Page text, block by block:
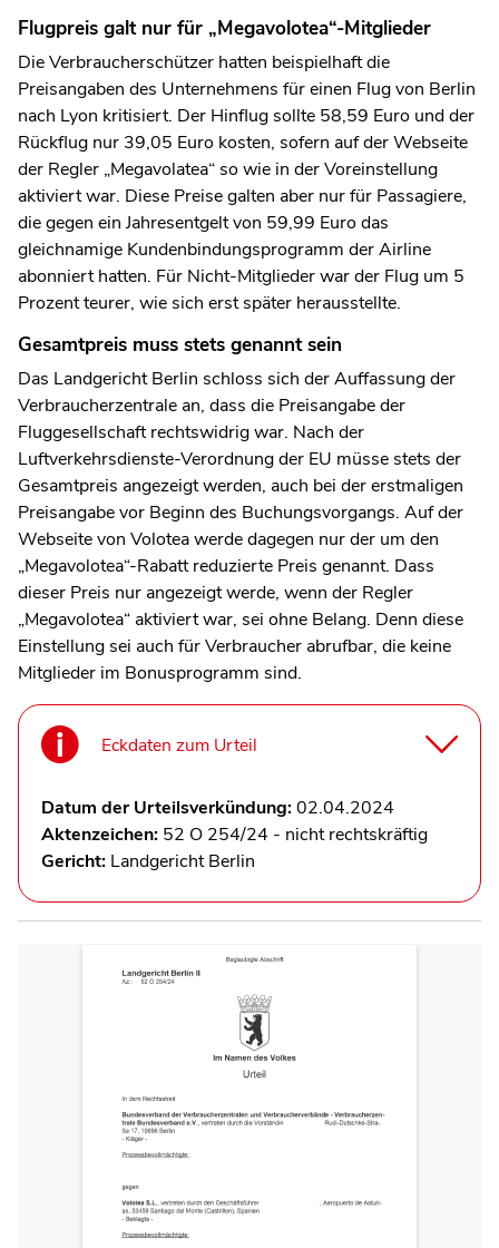
Flugpreis galt nur für „Megavolotea“-Mitglieder
Die Verbraucherschützer hatten beispielhaft die
Preisangaben des Unternehmens für einen Flug von Berlin
nach Lyon kritisiert. Der Hinflug sollte 58,59 Euro und der
Rückflug nur 39,05 Euro kosten, sofern auf der Webseite
der Regler „Megavolatea“ so wie in der Voreinstellung
aktiviert war. Diese Preise galten aber nur für Passagiere,
die gegen ein Jahresentgelt von 59,99 Euro das
gleichnamige Kundenbindungsprogramm der Airline
abonniert hatten. Für Nicht-Mitglieder war der Flug um 5
Prozent teurer, wie sich erst später herausstellte.
Gesamtpreis muss stets genannt sein
Das Landgericht Berlin schloss sich der Auffassung der
Verbraucherzentrale an, dass die Preisangabe der
Fluggesellschaft rechtswidrig war. Nach der
Luftverkehrsdienste-Verordnung der EU müsse stets der
Gesamtpreis angezeigt werden, auch bei der erstmaligen
Preisangabe vor Beginn des Buchungsvorgangs. Auf der
Webseite von Volotea werde dagegen nur der um den
„Megavolotea“-Rabatt reduzierte Preis genannt. Dass
dieser Preis nur angezeigt werde, wenn der Regler
„Megavolotea“ aktiviert war, sei ohne Belang. Denn diese
Einstellung sei auch für Verbraucher abrufbar, die keine
Mitglieder im Bonusprogramm sind.
Eckdaten zum Urteil
Datum der Urteilsverkündung:02.04.2024
Aktenzeichen: 52 O 254/24 - nicht rechtskräftig
Gericht: Landgericht Berlin